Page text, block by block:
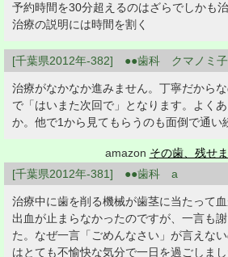
予約時間を30分超えるのはざらでしかも
治療の説明には時間を割く
[千葉県2012年-382] ●●歯科 クマノミ子
治療がなかなか進みません。丁寧だから
で「はいまた次回で」となります。よく
か。他で1から見てもらうのも面倒で通い
amazon その歯、残せ
[千葉県2012年-381] ●●歯科 a
治療中に歯を削る機械が歯茎に当たって
出血が止まらなかったのですが、一言も
た。なぜ一言「ごめんなさい」が言えな
はとても不愉快な気分で一日を過ごしまし